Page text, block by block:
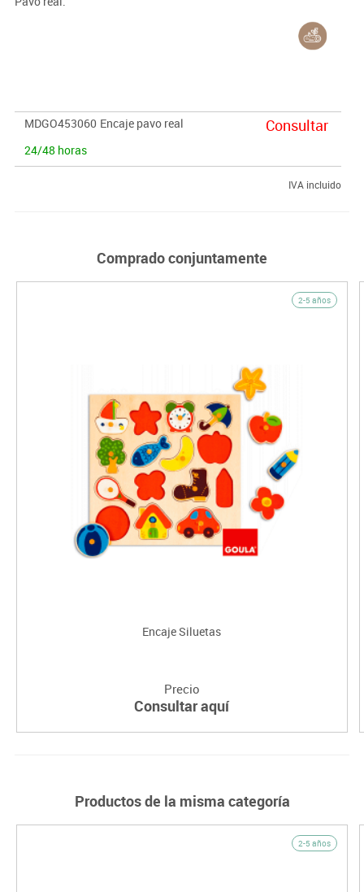
MDGO453060 Encaje pavo real
24/48 horas
Consultar
IVA incluido
Comprado conjuntamente
2-5 años
Encaje Siluetas
Precio
Consultar aquí
Productos de la misma categoría
2-5 años